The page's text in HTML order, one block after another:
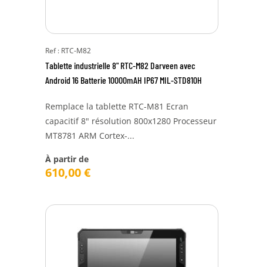
Ref : RTC-M82
Tablette industrielle 8" RTC-M82 Darveen avec
Android 16 Batterie 10000mAH IP67 MIL-STD810H
Remplace la tablette RTC-M81 Ecran
capacitif 8" résolution 800x1280 Processeur
MT8781 ARM Cortex-...
À partir de
610,00€